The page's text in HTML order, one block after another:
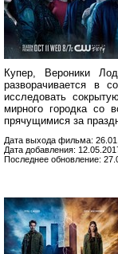
Купер, Вероники
разворачивается в
исследовать
мирного городка со
прячущимися за
Дата выхода фильма:
Дата добавления:
Последнее обновление: